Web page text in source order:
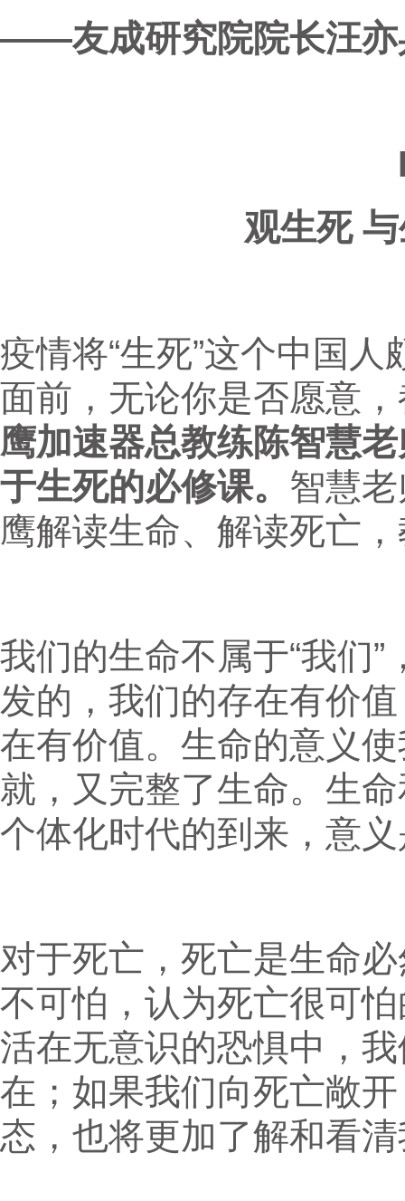
——友成研究院院长汪亦
观生死
疫情将“生死”这个中国
面前，无论你是否愿意
鹰加速器总教练陈智慧
于生死的必修课。 智慧
鹰解读生命、解读死亡
我们的生命不属于“我们
发的，我们的存在有价
在有价值。生命的意义
就，又完整了生命。生
个体化时代的到来，意
对于死亡，死亡是生命
不可怕，认为死亡很可
活在无意识的恐惧中，
在；如果我们向死亡敞
态，也将更加了解和看